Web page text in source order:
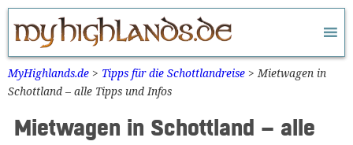
Zum
Inhalt
springen
MyHighlands.de > Tipps für die Schottlandreise >Mietwagen in
Schottland – alle Tipps und Infos
Mietwagen in Schottland – alle